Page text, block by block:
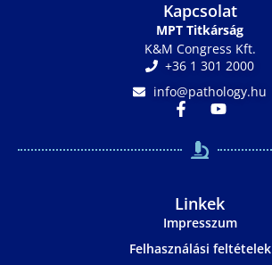
Kapcsolat
MPT Titkárság
K&M Congress Kft.
+36 1 301 2000
info@pathology.hu
Linkek
Impresszum
Felhasználási feltételek